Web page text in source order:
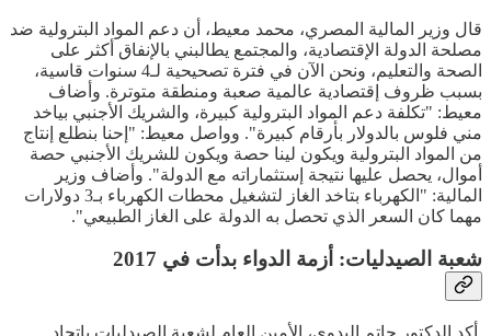
قال وزير المالية المصري، محمد معيط، أن دعم المواد البترولية ضد
مصلحة الدولة الإقتصادية، والمجتمع يطالبني بالإنفاق أكثر على
الصحة والتعليم، ونحن الآن في فترة تصحيحية لـ4 سنوات قاسية،
بسبب ظروف إقتصادية عالمية صعبة ومنطقة متوترة. وأضاف
معيط: "تكلفة دعم المواد البترولية كبيرة، والشريك الأجنبي بياخد
مني فلوس بالدولار بأرقام كبيرة". وواصل معيط: "إحنا بنطلع إنتاج
من المواد البترولية ويكون لينا حصة ويكون للشريك الأجنبي حصة
أموال، يحصل عليها نتيجة إستثماراته مع الدولة". وأضاف وزير
المالية: "الكهرباء بتاخد الغاز لتشغيل محطات الكهرباء بـ3 دولارات
مهما كان السعر الذي تحصل به الدولة على الغاز الطبيعي".
شعبة الصيدليات: أزمة الدواء بدأت في 2017
أكد الدكتور حاتم البدوي، الأمين العام لشعبة الصيدليات بإتحاد